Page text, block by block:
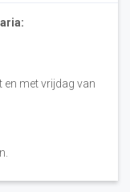
met vrijdag van